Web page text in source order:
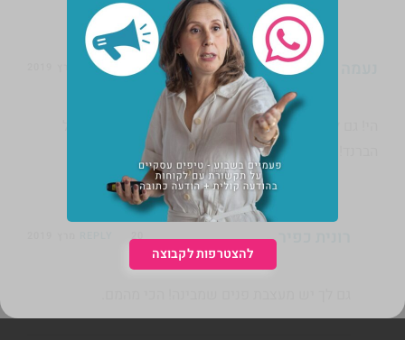
נעמה אורבך REPLY 19 מרץ 2019
הי! גם לי יש וילונות כחולים בחדר שינה! אני בטרנד של
20 מרץ 2019
להצטרפות לקבוצה